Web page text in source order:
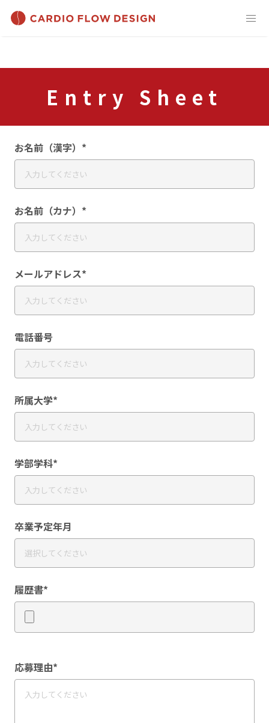
Entry Sheet
お名前（漢字）*
お名前（カナ）*
メールアドレス*
電話番号
所属大学*
学部学科*
卒業予定年月
履歴書*
応募理由*